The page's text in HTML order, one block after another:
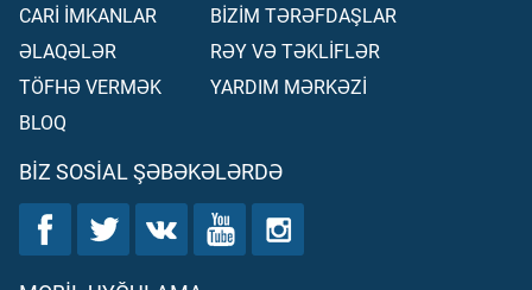
CARİ İMKANLAR
ƏLAQƏLƏR
TÖFHƏ VERMƏK
BLOQ
BİZİM TƏRƏFDAŞLAR
RƏY VƏ TƏKLİFLƏR
YARDIM MƏRKƏZİ
BIZ SOSIAL ŞƏBƏKƏLƏRDƏ